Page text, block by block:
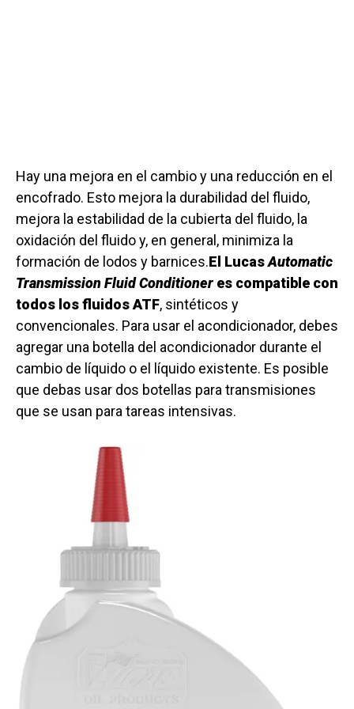
Hay una mejora en el cambio y una reducción en el
encofrado. Esto mejora la durabilidad del fluido,
mejora la estabilidad de la cubierta del fluido, la
oxidación del fluido y, en general, minimiza la
formación de lodos y barnices.El LucasAutomatic
Transmission Fluid Conditioner es compatible con
todos los fluidos ATF, sintéticos y
convencionales. Para usar el acondicionador, debes
agregar una botella del acondicionador durante el
cambio de líquido o el líquido existente. Es posible
que debas usar dos botellas para transmisiones
que se usan para tareas intensivas.